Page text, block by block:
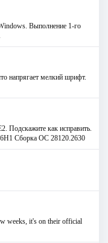
Выполнение 1-го
напрягает мелкий шрифт.
Подскажите как исправить.
Сборка ОС 28120.2630
weeks, it's on their official